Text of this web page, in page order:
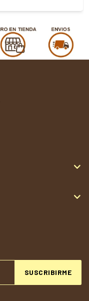
SUSCRIBIRME